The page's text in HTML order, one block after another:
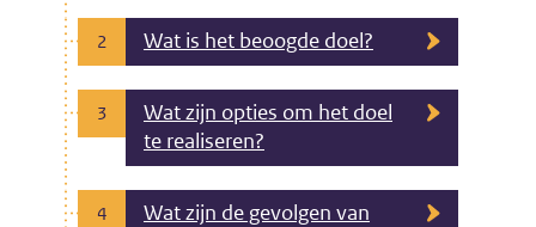
2 Wat is het beoogde doel?
3
Wat zijn opties om het doel
te realiseren?
4
Wat zijn de gevolgen van